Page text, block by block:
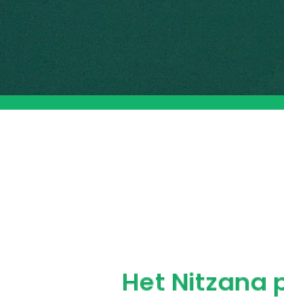
Het Nitzana